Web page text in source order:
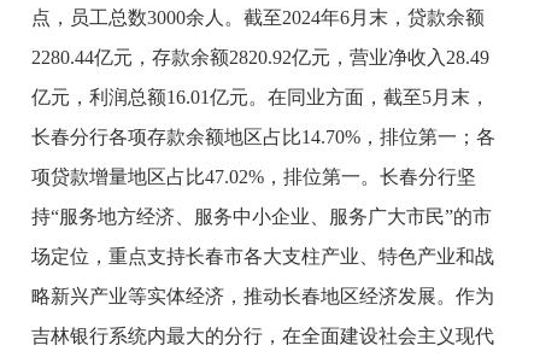
点，员工总数3000余人。截至2024年6月末，贷款余额
2280.44亿元，存款余额2820.92亿元，营业净收入28.49
亿元，利润总额16.01亿元。在同业方面，截至5月末，
长春分行各项存款余额地区占比14.70%，排位第一；各
项贷款增量地区占比47.02%，排位第一。长春分行坚
持“服务地方经济、服务中小企业、服务广大市民”的市
场定位，重点支持长春市各大支柱产业、特色产业和战
略新兴产业等实体经济，推动长春地区经济发展。作为
吉林银行系统内最大的分行，在全面建设社会主义现代